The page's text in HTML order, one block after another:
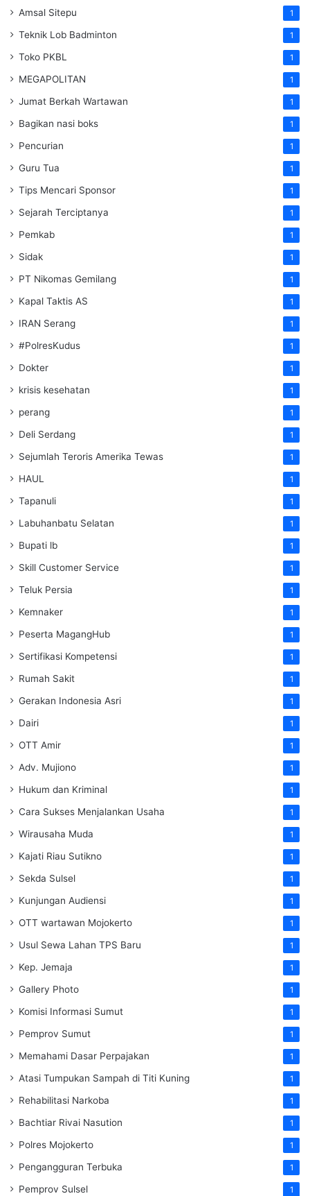
Amsal Sitepu 1
Teknik Lob Badminton 1
Toko PKBL 1
MEGAPOLITAN 1
Jumat Berkah Wartawan 1
Bagikan nasi boks 1
Pencurian 1
Guru Tua 1
Tips Mencari Sponsor 1
Sejarah Terciptanya 1
Pemkab 1
Sidak 1
PT Nikomas Gemilang 1
Kapal Taktis AS 1
IRAN Serang 1
#PolresKudus 1
Dokter 1
krisis kesehatan 1
perang 1
Deli Serdang 1
Sejumlah Teroris Amerika Tewas 1
HAUL 1
Tapanuli 1
Labuhanbatu Selatan 1
Bupati lb 1
Skill Customer Service 1
Teluk Persia 1
Kemnaker 1
Peserta MagangHub 1
Sertifikasi Kompetensi 1
Rumah Sakit 1
Gerakan Indonesia Asri 1
Dairi 1
OTT Amir 1
Adv. Mujiono 1
Hukum dan Kriminal 1
Cara Sukses Menjalankan Usaha 1
Wirausaha Muda 1
Kajati Riau Sutikno 1
Sekda Sulsel 1
Kunjungan Audiensi 1
OTT wartawan Mojokerto 1
Usul Sewa Lahan TPS Baru 1
Kep. Jemaja 1
Gallery Photo 1
Komisi Informasi Sumut 1
Pemprov Sumut 1
Memahami Dasar Perpajakan 1
Atasi Tumpukan Sampah di Titi Kuning 1
Rehabilitasi Narkoba 1
Bachtiar Rivai Nasution 1
Polres Mojokerto 1
Pengangguran Terbuka 1
Pemprov Sulsel 1